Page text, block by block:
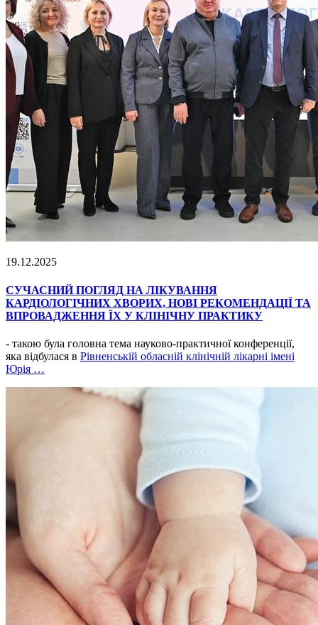
19.12.2025
СУЧАСНИЙ ПОГЛЯД НА ЛІКУВАННЯ
КАРДІОЛОГІЧНИХ ХВОРИХ, НОВІ РЕКОМЕНДАЦІЇ ТА
ВПРОВАДЖЕННЯ ЇХ У КЛІНІЧНУ ПРАКТИКУ
- такою була головна тема науково-практичної конференції,
яка відбулася в Рівненській обласній клінічній лікарні імені
Юрія …